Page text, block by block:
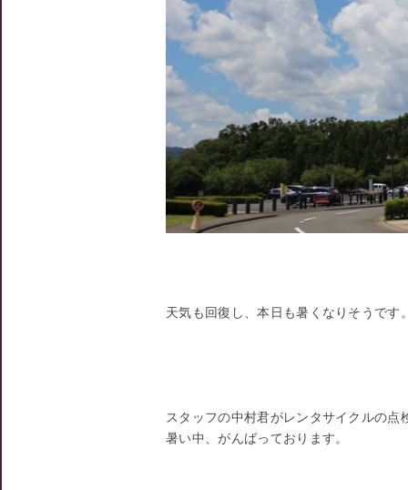
天気も回復し、本日も暑くなりそうです
スタッフの中村君がレンタサイクルの点
暑い中、がんばっております。